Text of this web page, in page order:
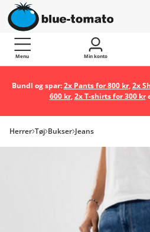
Menu Min konto
Bundl og spar:2x Pants for 800 kr,2x
600 kr,2x T-shirts for 300 kr
Herrer Tøj Bukser Jeans